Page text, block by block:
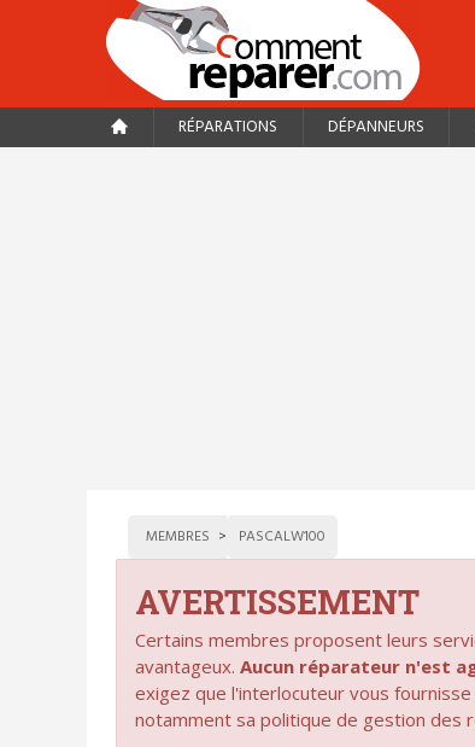
RÉPARATIONS DÉPANNEURS
MEMBRES PASCALW100
AVERTISSEMENT
Certains membres proposent leurs
avantageux. Aucun réparateur n'est
exigez que l'interlocuteur vous
notamment sa politique de gestion des